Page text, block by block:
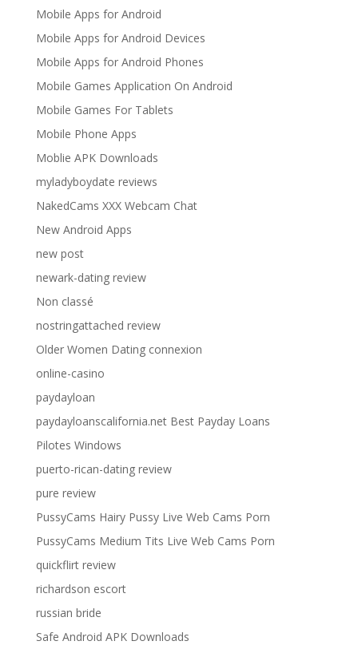
Mobile Apps for Android
Mobile Apps for Android Devices
Mobile Apps for Android Phones
Mobile Games Application On Android
Mobile Games For Tablets
Mobile Phone Apps
Moblie APK Downloads
myladyboydate reviews
NakedCams XXX Webcam Chat
New Android Apps
new post
newark-dating review
Non classé
nostringattached review
Older Women Dating connexion
online-casino
paydayloan
paydayloanscalifornia.net Best Payday Loans
Pilotes Windows
puerto-rican-dating review
pure review
PussyCams Hairy Pussy Live Web Cams Porn
PussyCams Medium Tits Live Web Cams Porn
quickflirt review
richardson escort
russian bride
Safe Android APK Downloads